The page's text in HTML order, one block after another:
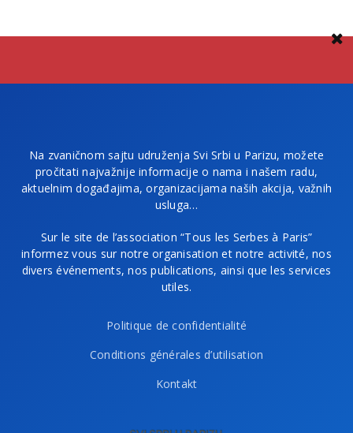
Na zvaničnom sajtu udruženja Svi Srbi u Parizu, možete
pročitati najvažnije informacije o nama i našem radu,
aktuelnim događajima, organizacijama naših akcija, važnih
usluga…
Sur le site de l’association “Tous les Serbes à Paris”
informez vous sur notre organisation et notre activité, nos
divers événements, nos publications, ainsi que les services
utiles.
Politique de confidentialité
Conditions générales d’utilisation
Kontakt